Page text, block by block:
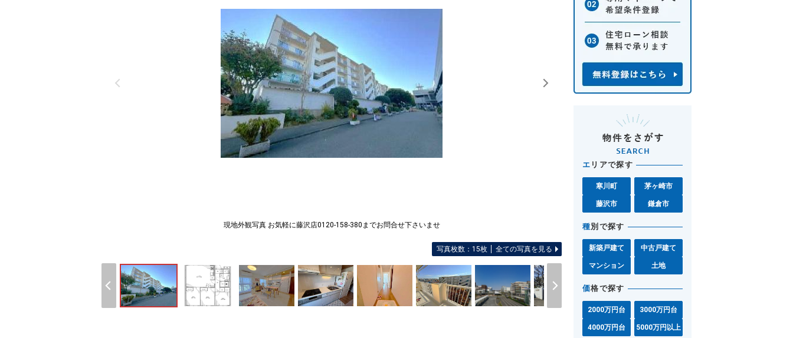
現地外観写真 お気軽に藤沢店0120-158-380までお問合せ下さいませ 間取り図 図面と現況が異なる場合
写真枚数：15枚 全ての写真を見る
エ リアで探す
寒川町 茅ヶ崎市
藤沢市 鎌倉市
種別で探す
新築戸建て 中古戸建て
マンション 土地
価格で探す
2000万円台 3000万円台
4000万円台 5000万円以上